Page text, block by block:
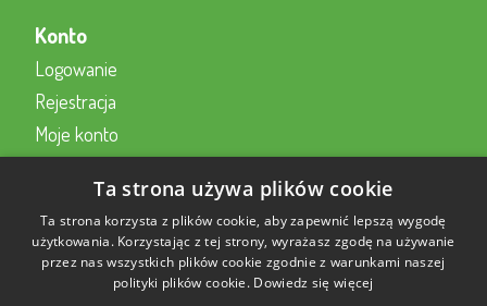
Konto
Logowanie
Rejestracja
Moje konto
Kontakt
Formularz kontaktowy online
22 230 2343
Ta strona używa plików cookie
Ta strona korzysta z plików cookie, aby zapewnić lepszą wygodę
użytkowania. Korzystając z tej strony, wyrażasz zgodę na używanie
przez nas wszystkich plików cookie zgodnie z warunkami naszej
polityki plików cookie. Dowiedz się więcej